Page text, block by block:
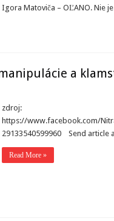
Igora Matoviča – OĽANO. Nie
a
zdroj:
https://www.facebook.com/
29133540599960 Send article
Read More »